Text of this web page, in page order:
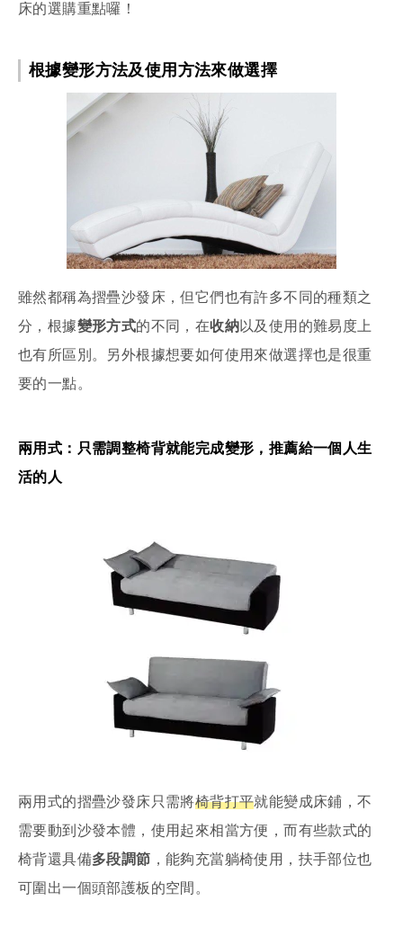
床的選購重點囉！
根據變形方法及使用方法來做選擇
雖然都稱為摺疊沙發床，但它們也有許多不同的種類之
分，根據變形方式的不同，在收納以及使用的難易度上
也有所區別。另外根據想要如何使用來做選擇也是很重
要的一點。
兩用式：只需調整椅背就能完成變形，推薦給一個人生
活的人
兩用式的摺疊沙發床只需將椅背打平就能變成床鋪，不
需要動到沙發本體，使用起來相當方便，而有些款式的
椅背還具備多段調節 ，能夠充當躺椅使用，扶手部位也
可圍出一個頭部護板的空間。